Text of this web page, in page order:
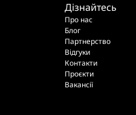
Дізнайтесь
Про нас
Блог
Партнерство
Відгуки
Контакти
Проєкти
Вакансії